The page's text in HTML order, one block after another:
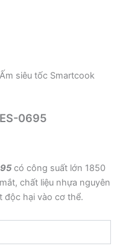
siêu tốc Smartcook
0695
có công suất lớn 1850
chất liệu nhựa nguyên
độc hại vào cơ thể.